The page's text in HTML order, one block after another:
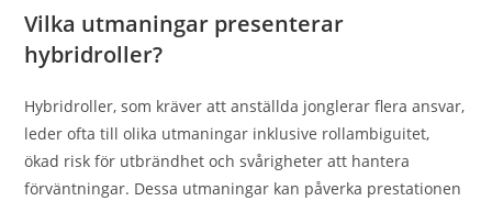
Vilka utmaningar presenterar
hybridroller?
Hybridroller, som kräver att anställda jonglerar flera ansvar,
leder ofta till olika utmaningar inklusive rollambiguitet,
ökad risk för utbrändhet och svårigheter att hantera
förväntningar. Dessa utmaningar kan påverka prestationen